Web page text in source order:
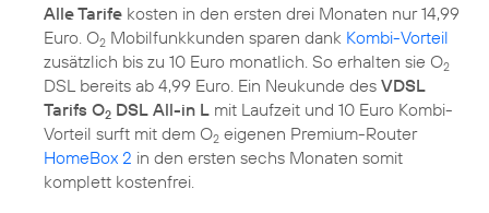
Alle Tarife kosten in den ersten drei Monaten nur 14,99
Euro. O2 Mobilfunkkunden sparen dank Kombi-Vorteil
zusätzlich bis zu 10 Euro monatlich. So erhalten sie O2
DSL bereits ab 4,99 Euro. Ein Neukunde des VDSL
Tarifs O2 DSL All-in L mit Laufzeit und 10 Euro Kombi-
Vorteil surft mit dem O2 eigenen Premium-Router
HomeBox 2 in den ersten sechs Monaten somit
komplett kostenfrei.